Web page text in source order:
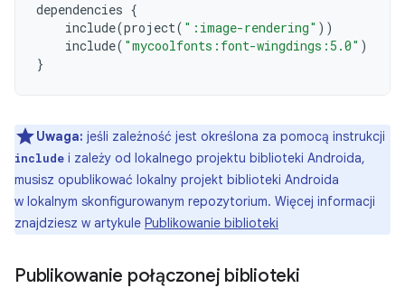
dependencies {
include(project( ":image-rendering" ))
include( "mycoolfonts:font-wingdings:5.0" )
}
Uwaga: jeśli zależność jest określona za pomocą instrukcji
include i zależy od lokalnego projektu biblioteki Androida,
musisz opublikować lokalny projekt biblioteki Androida
w lokalnym skonfigurowanym repozytorium. Więcej informacji
znajdziesz w artykule Publikowanie biblioteki
Publikowanie połączonej biblioteki